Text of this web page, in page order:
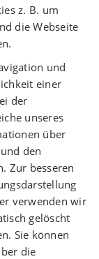
z. B. um
die Webseite
und
einer
der
unseres
über
den
Zur besseren
verwenden wir
gelöscht
Sie können
die